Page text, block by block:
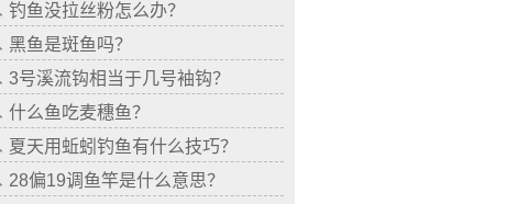
钓鱼没拉丝粉怎么办？
黑鱼是斑鱼吗？
3号溪流钩相当于几号袖钩？
什么鱼吃麦穗鱼？
夏天用蚯蚓钓鱼有什么技巧？
28偏19调鱼竿是什么意思？